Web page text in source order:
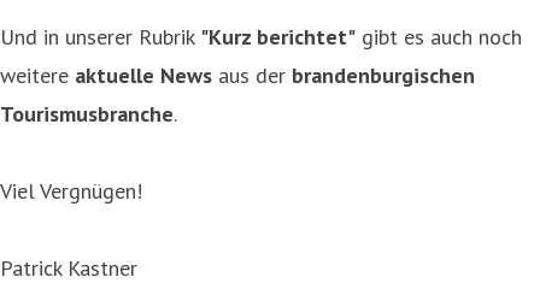
Und in unserer Rubrik "Kurz berichtet" gibt es auch noch
weitere aktuelle News aus der brandenburgischen
Tourismusbranche.
Viel Vergnügen!
Patrick Kastner